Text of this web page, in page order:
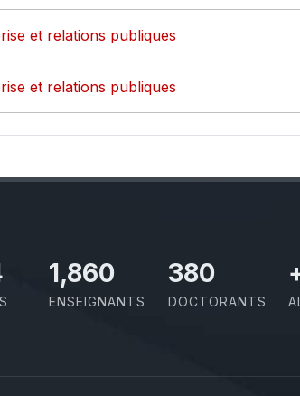
et relations publiques
et relations publiques
2,142
ENSEIGNANTS
437
DOCTORANTS